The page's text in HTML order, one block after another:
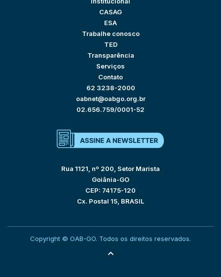
CASAG
ESA
Trabalhe conosco
TED
Transparência
Serviços
Contato
62 3238-2000
oabnet@oabgo.org.br
02.656.759/0001-52
Rua 1121, nº 200, Setor Marista
Goiânia-GO
CEP: 74175-120
Cx. Postal 15, BRASIL
Copyright © OAB-GO. Todos os direitos reservados.